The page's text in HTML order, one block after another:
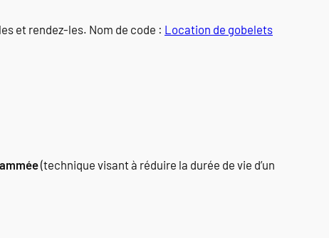
et rendez-les. Nom de code : Location de gobelets
(technique visant à réduire la durée de vie d’un